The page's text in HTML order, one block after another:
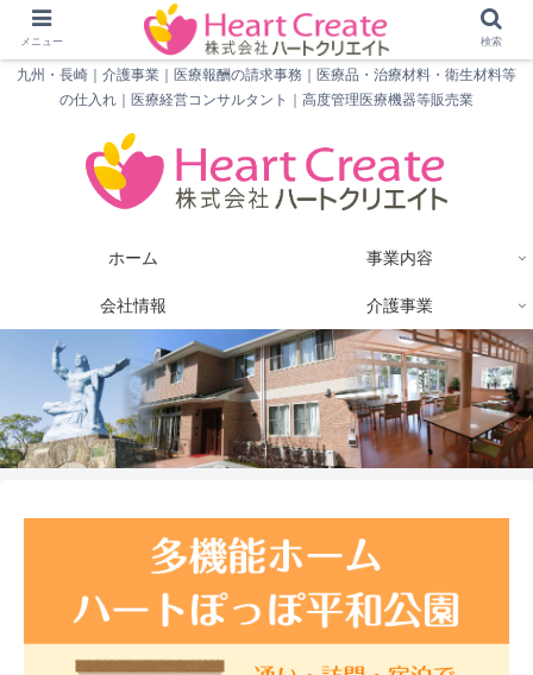
九州・長崎｜介護事業｜医療報酬の請求事務｜医療品・治療材料・衛生材料等
の仕入れ｜医療経営コンサルタント｜高度管理医療機器等販売業
ホーム 事業内容
会社情報 介護事業
メニュー 検索